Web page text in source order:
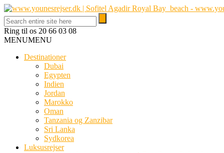
Ring til os 20 66 03 08
MENUMENU
Destinationer
Dubai
Egypten
Indien
Jordan
Marokko
Oman
Tanzania og Zanzibar
Sri Lanka
Sydkorea
Luksusrejser